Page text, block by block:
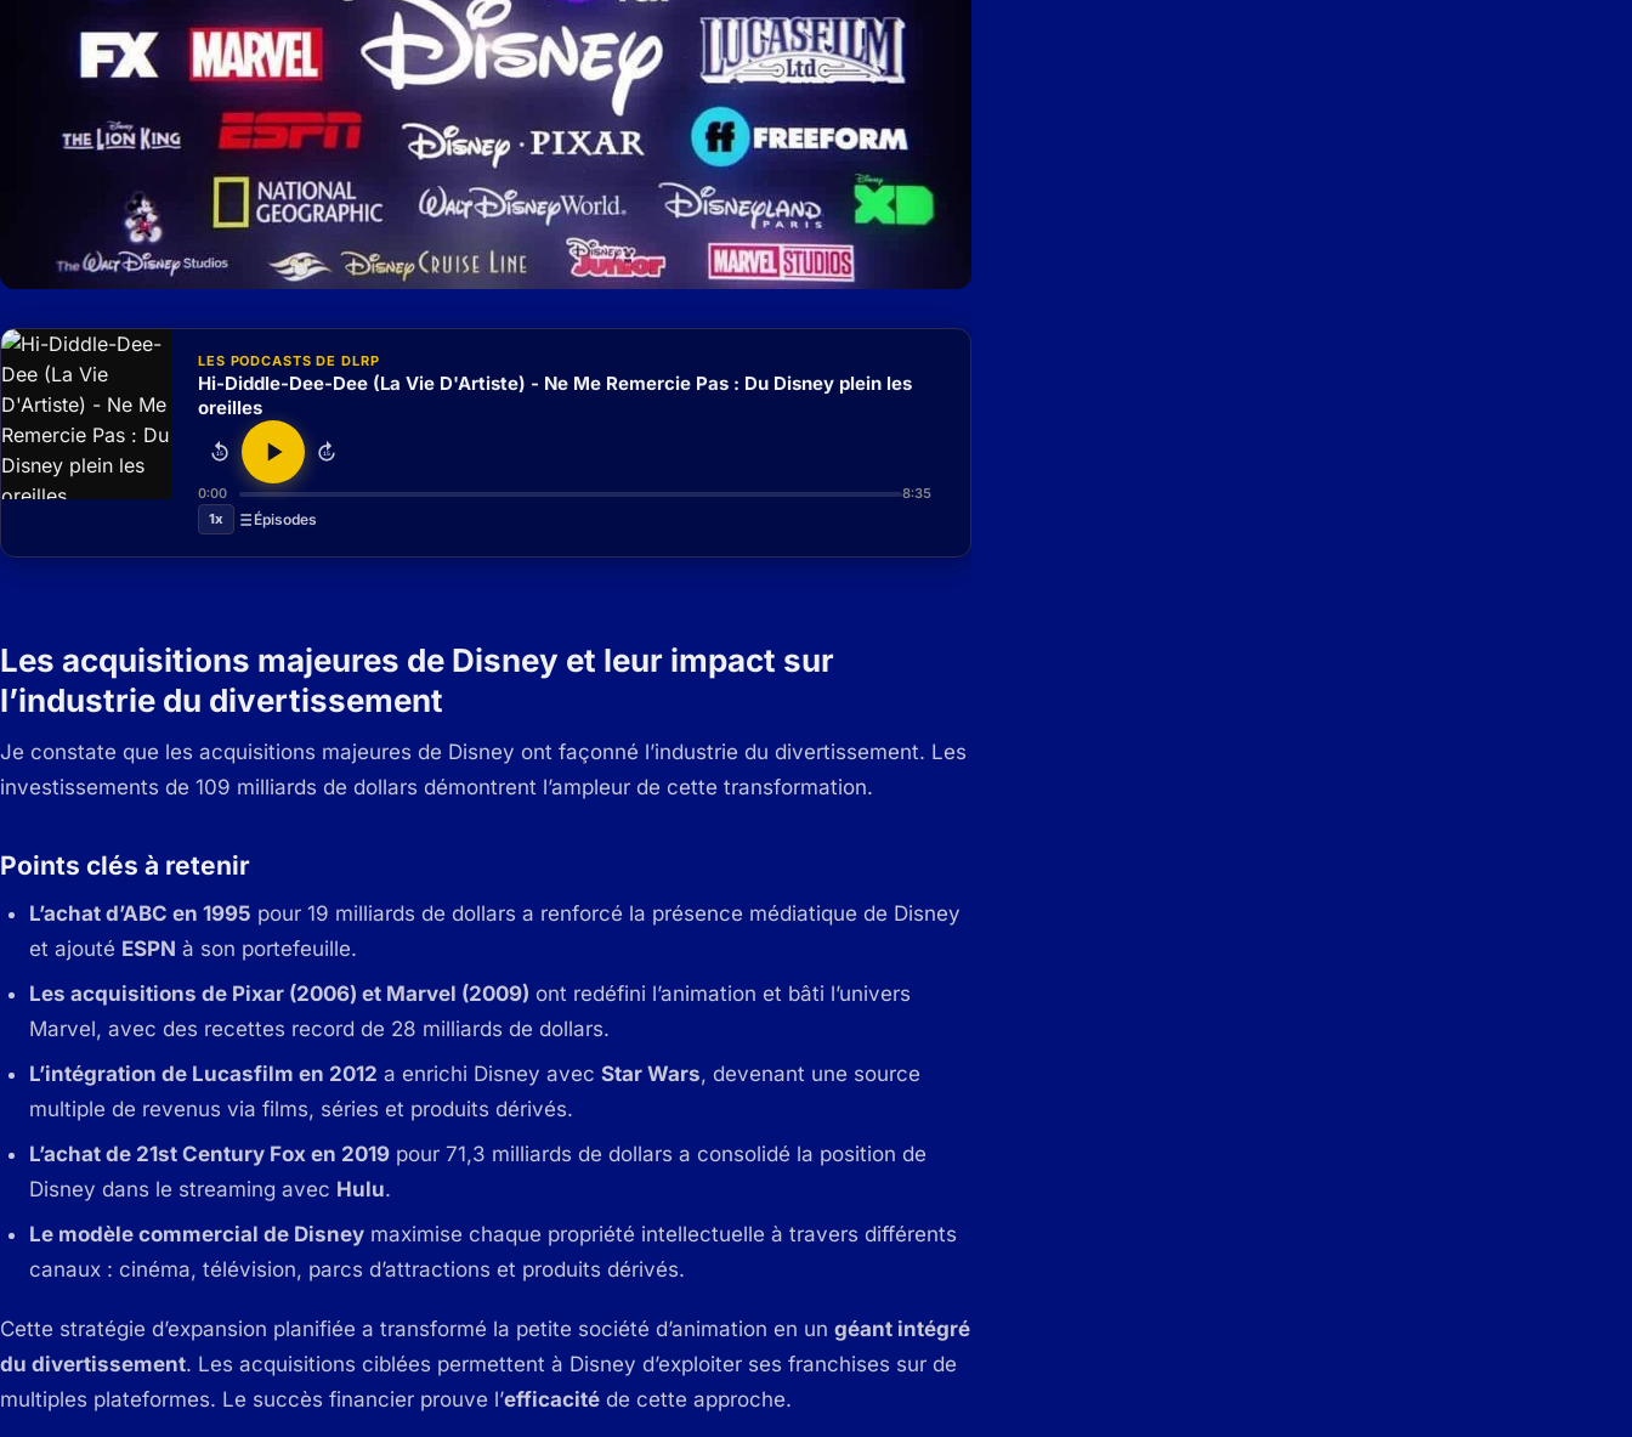
LES PODCASTS DE DLRP
Hi-Diddle-Dee-Dee (La Vie D'Artiste) - Ne Me Remercie Pas : Du Disney plein les
oreilles
15 15
0:00
8:35
1x
Épisodes
Les acquisitions majeures de Disney et leur impact sur
l’industrie du divertissement
Je constate que les acquisitions majeures de Disney ont façonné l’industrie du divertissement. Les
investissements de 109 milliards de dollars démontrent l’ampleur de cette transformation.
Points clés à retenir
L’achat d’ABC en 1995 pour 19 milliards de dollars a renforcé la présence médiatique de Disney
et ajouté ESPN à son portefeuille.
Les acquisitions de Pixar (2006) et Marvel (2009) ont redéfini l’animation et bâti l’univers
Marvel, avec des recettes record de 28 milliards de dollars.
L’intégration de Lucasfilm en 2012 a enrichi Disney avec Star Wars, devenant une source
multiple de revenus via films, séries et produits dérivés.
L’achat de 21st Century Fox en 2019 pour 71,3 milliards de dollars a consolidé la position de
Disney dans le streaming avec Hulu.
Le modèle commercial de Disney maximise chaque propriété intellectuelle à travers différents
canaux : cinéma, télévision, parcs d’attractions et produits dérivés.
Cette stratégie d’expansion planifiée a transformé la petite société d’animation en un géant intégré
du divertissement. Les acquisitions ciblées permettent à Disney d’exploiter ses franchises sur de
multiples plateformes. Le succès financier prouve l’efficacité de cette approche.